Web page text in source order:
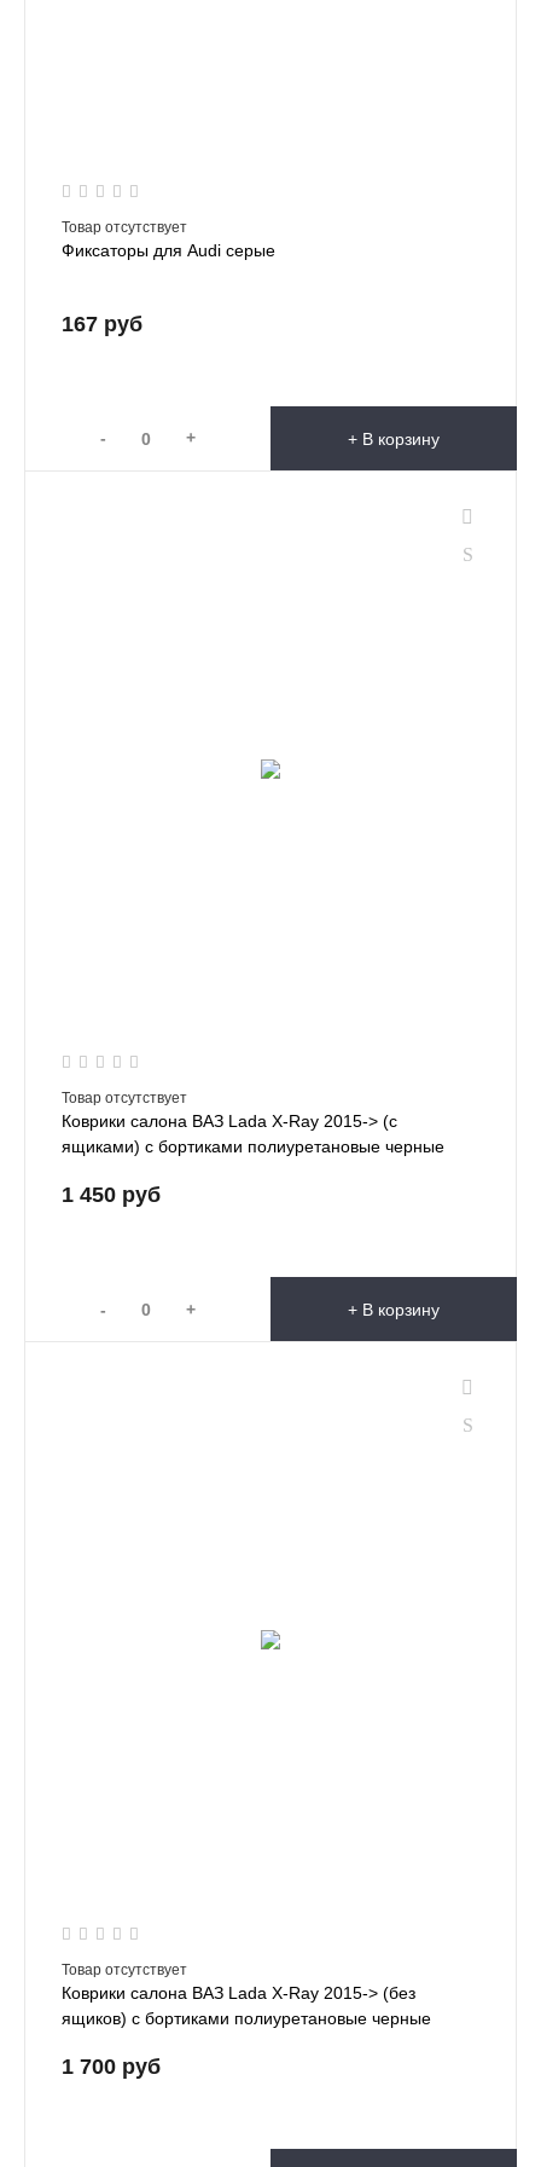
Товар отсутствует
Фиксаторы для Audi серые
167 руб
- + + В корзину
Товар отсутствует
Коврики салона ВАЗ Lada X-Ray 2015-> (с
ящиками) с бортиками полиуретановые черные
1 450 руб
- + + В корзину
Товар отсутствует
Коврики салона ВАЗ Lada X-Ray 2015-> (без
ящиков) с бортиками полиуретановые черные
1 700 руб